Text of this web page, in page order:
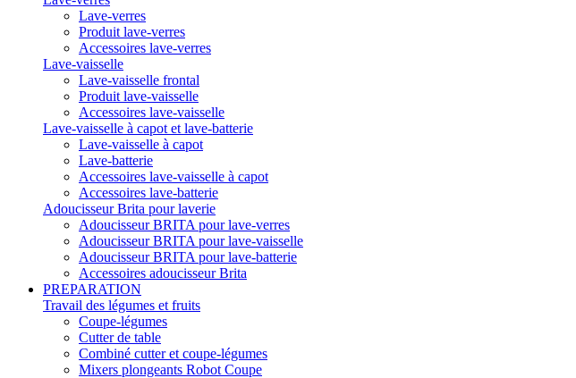
Lave-verres
Produit lave-verres
Accessoires lave-verres
Lave-vaisselle
Lave-vaisselle frontal
Produit lave-vaisselle
Accessoires lave-vaisselle
Lave-vaisselle à capot et lave-batterie
Lave-vaisselle à capot
Lave-batterie
Accessoires lave-vaisselle à capot
Accessoires lave-batterie
Adoucisseur Brita pour laverie
Adoucisseur BRITA pour lave-verres
Adoucisseur BRITA pour lave-vaisselle
Adoucisseur BRITA pour lave-batterie
Accessoires adoucisseur Brita
PREPARATION
Travail des légumes et fruits
Coupe-légumes
Cutter de table
Combiné cutter et coupe-légumes
Mixers plongeants Robot Coupe